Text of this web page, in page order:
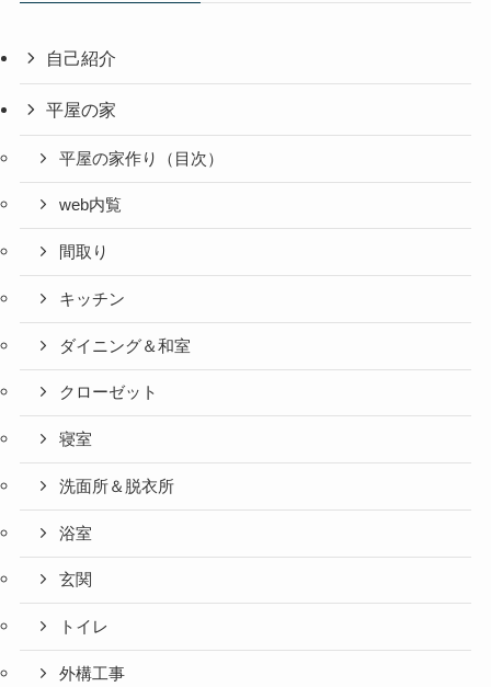
自己紹介
平屋の家
平屋の家作り（目次）
web内覧
間取り
キッチン
ダイニング＆和室
クローゼット
寝室
洗面所＆脱衣所
浴室
玄関
トイレ
外構工事